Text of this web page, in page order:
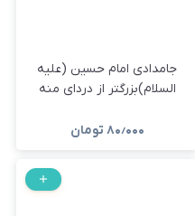
جامدادی امام حسین (علیه
السلام)بزرگتر از دردای منه
۸۰٫۰۰۰ تومان